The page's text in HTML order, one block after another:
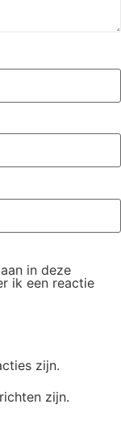
in deze
ik een reactie
zijn.
zijn.